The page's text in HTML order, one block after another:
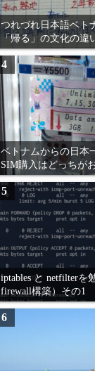
つれづれ日本語ベト
「帰る」の文化の違
4
ベトナムからの日本
SIM購入はどっちが
5
iptables と netfilterを
firewall構築）その1
6